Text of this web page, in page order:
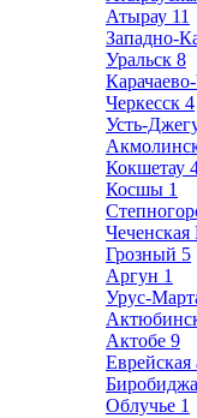
Атырау 11
Западно-
Уральск 8
Черкесск 4
Усть-
Кокшетау
Косшы 1
Чеченская
Грозный 5
Аргун 1
Урус-
Актобе 9
Еврейская
Облучье 1